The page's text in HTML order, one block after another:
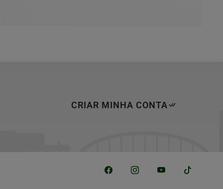
CRIAR MINHA CONTA